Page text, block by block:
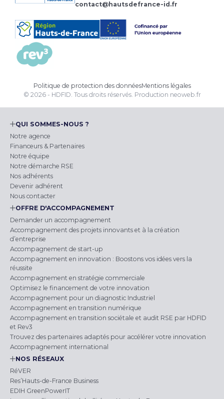
contact@hautsdefrance-id.fr
Politique de protection des donnéesMentions légales
© 2026 - HDFID. Tous droits réservés. Production neoweb.fr
QUI SOMMES-NOUS ?
Notre agence
Financeurs & Partenaires
Notre équipe
Notre démarche RSE
Nos adhérents
Devenir adhérent
Nous contacter
OFFRE D'ACCOMPAGNEMENT
Demander un accompagnement
Accompagnement des projets innovants et à la création
d’entreprise
Accompagnement de start-up
Accompagnement en innovation : Boostons vos idées vers la
réussite
Accompagnement en stratégie commerciale
Optimisez le financement de votre innovation
Accompagnement pour un diagnostic Industriel
Accompagnement en transition numérique
Accompagnement en transition sociétale et audit RSE par HDFID
et Rev3
Trouvez des partenaires adaptés pour accélérer votre innovation
Accompagnement international
NOS RÉSEAUX
RéVER
Res’Hauts-de-France Business
EDIH GreenPowerIT